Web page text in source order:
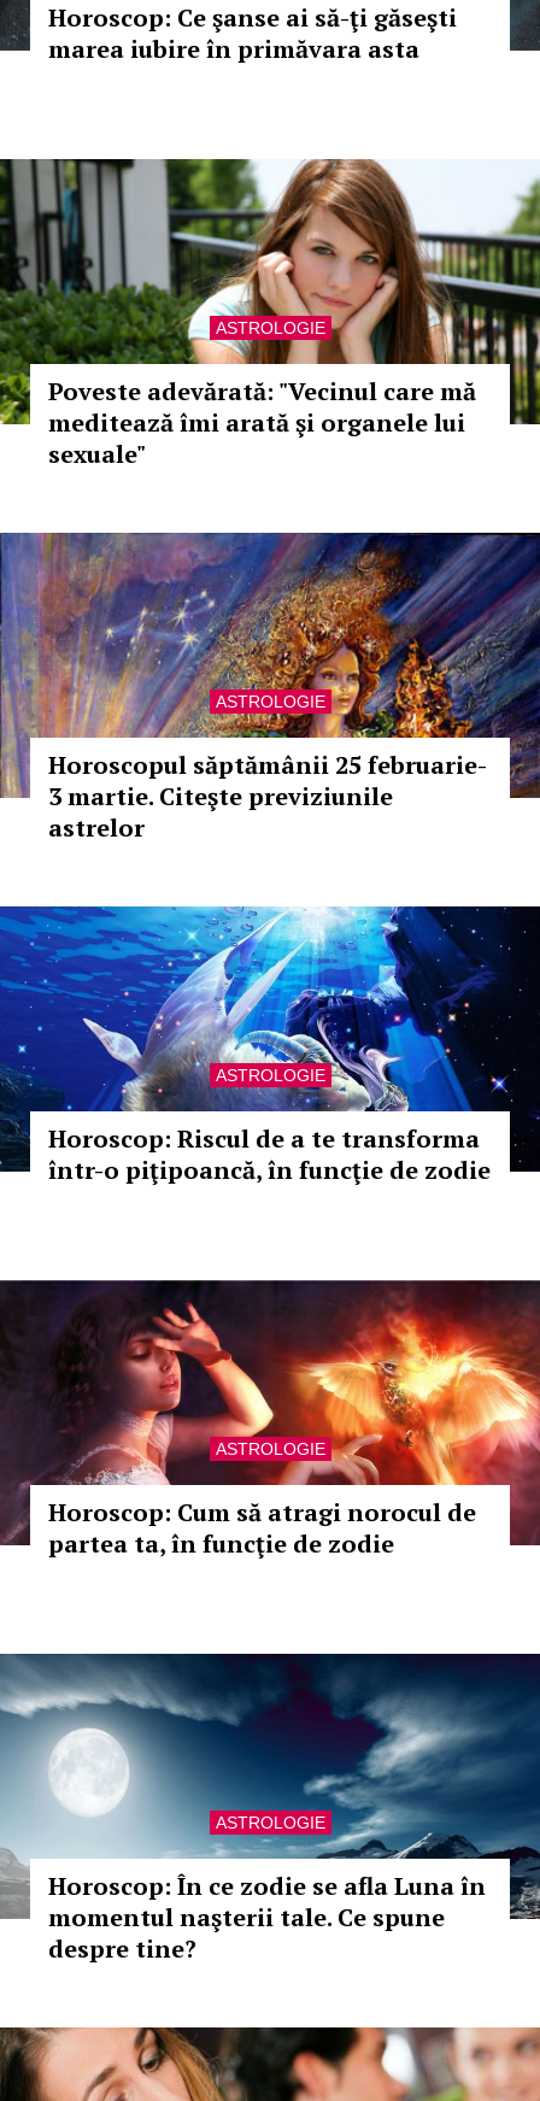
Horoscop: Ce şanse ai să-ţi găseşti
marea iubire în primăvara asta
ASTROLOGIE
Poveste adevărată: "Vecinul care mă
meditează îmi arată şi organele lui
sexuale"
ASTROLOGIE
Horoscopul săptămânii 25 februarie-
3 martie. Citeşte previziunile
astrelor
ASTROLOGIE
Horoscop: Riscul de a te transforma
într-o piţipoancă, în funcţie de zodie
ASTROLOGIE
Horoscop: Cum să atragi norocul de
partea ta, în funcţie de zodie
ASTROLOGIE
Horoscop: În ce zodie se afla Luna în
momentul naşterii tale. Ce spune
despre tine?